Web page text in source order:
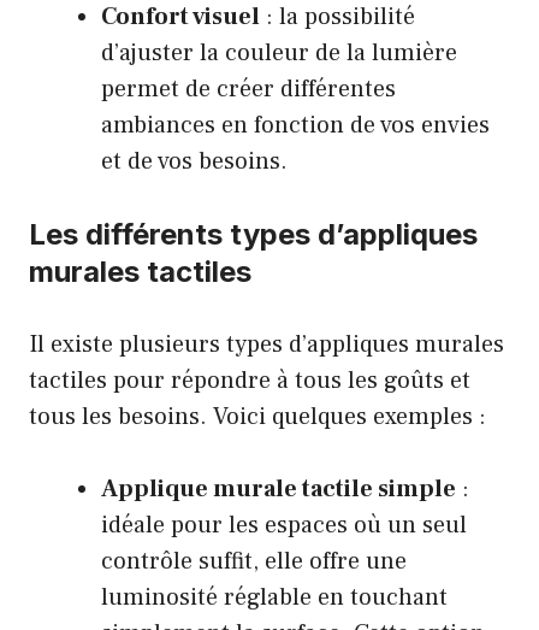
Confort visuel : la possibilité
d’ajuster la couleur de la lumière
permet de créer différentes
ambiances en fonction de vos envies
et de vos besoins.
Les différents types d’appliques
murales tactiles
Il existe plusieurs types d’appliques murales
tactiles pour répondre à tous les goûts et
tous les besoins. Voici quelques exemples :
Applique murale tactile simple :
idéale pour les espaces où un seul
contrôle suffit, elle offre une
luminosité réglable en touchant